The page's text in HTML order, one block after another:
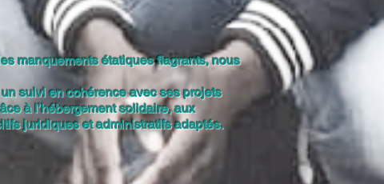
manquements étatiques flagrants, nous
suivi en cohérence avec ses projets
à l’hébergement solidaire, aux
juridiques et administratifs adaptés.